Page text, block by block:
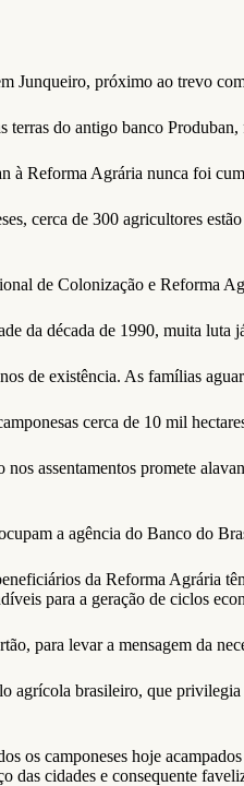
Junqueiro, próximo ao trevo
do antigo banco
à Reforma Agrária nunca foi
cerca de 300 agricultores
de Colonização e Reforma
da década de 1990, muita
de existência. As famílias
cerca de 10 mil
assentamentos promete
a agência do Banco do
da Reforma Agrária
para a geração de ciclos
para levar a mensagem da
agrícola brasileiro, que
os camponeses hoje
das cidades e consequente